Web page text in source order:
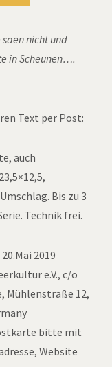
säen nicht und
in Scheunen….
Text per Post:
auch
Bis zu 3
Technik frei.
2019
e.V., c/o
Mühlenstraße 12,
bitte mit
Website